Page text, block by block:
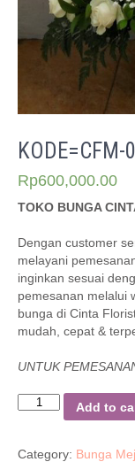
KODE=CFM-
Rp600,000.00
TOKO BUNGA
Dengan customer
melayani
inginkan sesuai
pemesanan melalui
bunga di Cinta
mudah, cepat &
UNTUK
Quantity Add to
Category: Bunga